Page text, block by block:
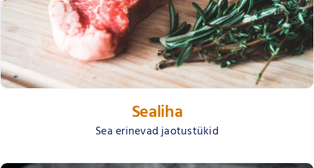
Sealiha
Sea erinevad jaotustükid